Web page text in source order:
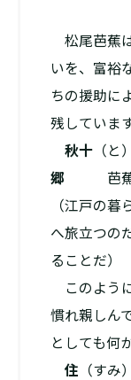
松尾芭蕉
いを、富裕
ちの援助に
残しています
秋十（と）
郷 芭
（江戸の
へ旅立つの
ることだ）
このよう
慣れ親しん
としても何
住 （すみ）